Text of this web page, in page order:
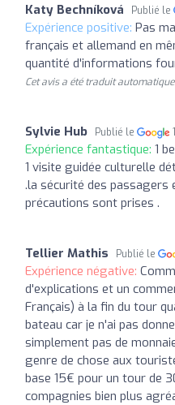
Katy Bechníková Publié le
Expérience positive: Pas
français et allemand en
quantité d'informations
Cet avis a été traduit
Sylvie Hub Publié le
Expérience fantastique: 1
1 visite guidée culturelle
.la sécurité des passagers
précautions sont prises .
Tellier Mathis Publié le
Expérience négative:
d'explications et un
Français) à la fin du tour
bateau car je n'ai pas
simplement pas de
genre de chose aux
base 15€ pour un tour de
compagnies bien plus